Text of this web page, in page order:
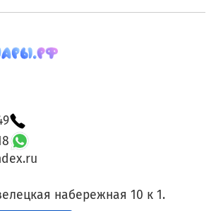
набережная 10 к 1.